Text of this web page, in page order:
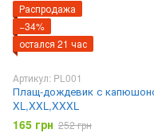
Распродажа
−34%
остался 21 час
Артикул: PL001
Плащ-дождевик с
XL,XXL,XXXL
165 грн 252 грн